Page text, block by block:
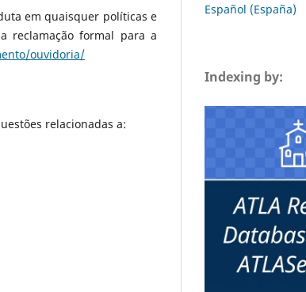
em quaisquer políticas e
reclamação formal para a
ouvidoria/
relacionadas a:
Español (España)
Indexing by: